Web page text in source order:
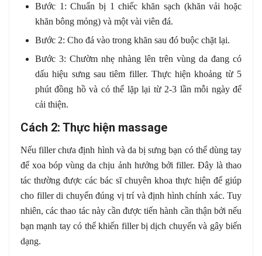
Bước 1: Chuẩn bị 1 chiếc khăn sạch (khăn vải hoặc
khăn bông mỏng) và một vài viên đá.
Bước 2: Cho đá vào trong khăn sau đó buộc chặt lại.
Bước 3: Chườm nhẹ nhàng lên trên vùng da đang có
dấu hiệu sưng sau tiêm filler. Thực hiện khoảng từ 5
phút đồng hồ và có thể lặp lại từ 2-3 lần mỗi ngày để
cải thiện.
Cách 2: Thực hiện massage
Nếu filler chưa định hình và da bị sưng bạn có thể dùng tay
để xoa bóp vùng da chịu ảnh hưởng bởi filler. Đây là thao
tác thường được các bác sĩ chuyên khoa thực hiện để giúp
cho filler di chuyển đúng vị trí và định hình chính xác. Tuy
nhiên, các thao tác này cần được tiến hành cần thận bởi nếu
bạn mạnh tay có thể khiến filler bị dịch chuyển và gây biến
dạng.